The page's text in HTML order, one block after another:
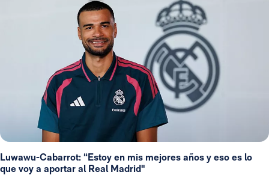
Luwawu-Cabarrot: “Estoy en mis mejores años y eso es lo
que voy a aportar al Real Madrid"